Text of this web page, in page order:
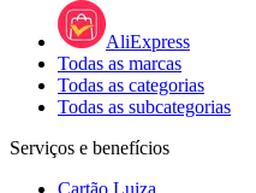
AliExpress
Todas as marcas
Todas as categorias
Todas as subcategorias
Serviços e benefícios
Cartão Luiza